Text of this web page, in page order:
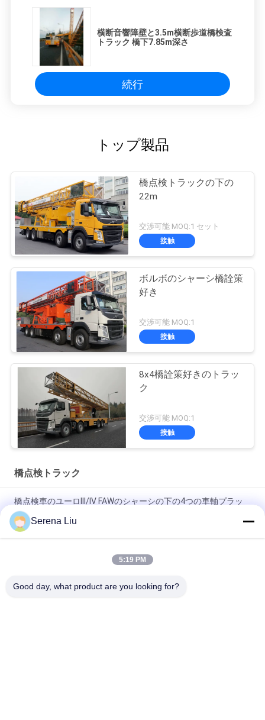
横断音響障壁と3.5m横断歩道橋検査
トラック 橋下7.85m深さ
続行
トップ製品
橋点検トラックの下の
22m
交渉可能 MOQ:1 セット
接触
ボルボのシャーシ橋詮策
好き
交渉可能 MOQ:1
接触
8x4橋詮策好きのトラッ
ク
交渉可能 MOQ:1
接触
橋点検トラック
橋点検車のユーロIII/IV FAWのシャーシの下の4つの車軸プラッ
トホーム22m
ボルボのシャーシは点検トラック/橋点検装置8x4のドライブの
Serena Liu
5:19 PM
Good day, what product are you looking for?